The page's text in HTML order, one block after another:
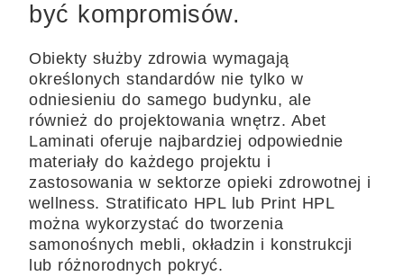
być kompromisów.
Obiekty służby zdrowia wymagają
określonych standardów nie tylko w
odniesieniu do samego budynku, ale
również do projektowania wnętrz. Abet
Laminati oferuje najbardziej odpowiednie
materiały do każdego projektu i
zastosowania w sektorze opieki zdrowotnej i
wellness. Stratificato HPL lub Print HPL
można wykorzystać do tworzenia
samonośnych mebli, okładzin i konstrukcji
lub różnorodnych pokryć.